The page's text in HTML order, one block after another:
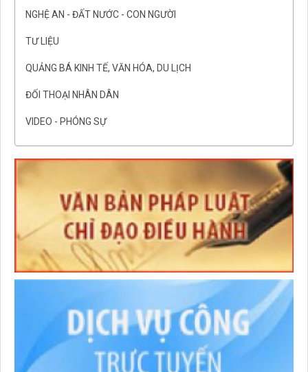
NGHỆ AN - ĐẤT NƯỚC - CON NGƯỜI
TƯ LIỆU
QUẢNG BÁ KINH TẾ, VĂN HÓA, DU LỊCH
ĐỐI THOẠI NHÂN DÂN
VIDEO - PHÓNG SỰ